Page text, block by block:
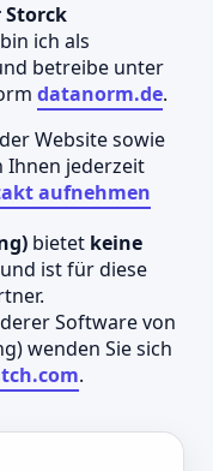
Storck
ich als
betreibe unter
datanorm.de.
Website sowie
Ihnen jederzeit
aufnehmen
bietet keine
und ist für diese
Software von
wenden Sie sich
.